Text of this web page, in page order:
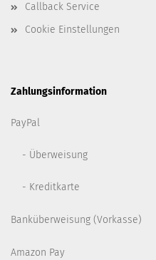
Callback Service
Cookie Einstellungen
Zahlungsinformation
PayPal
- Überweisung
- Kreditkarte
Banküberweisung (Vorkasse)
Amazon Pay